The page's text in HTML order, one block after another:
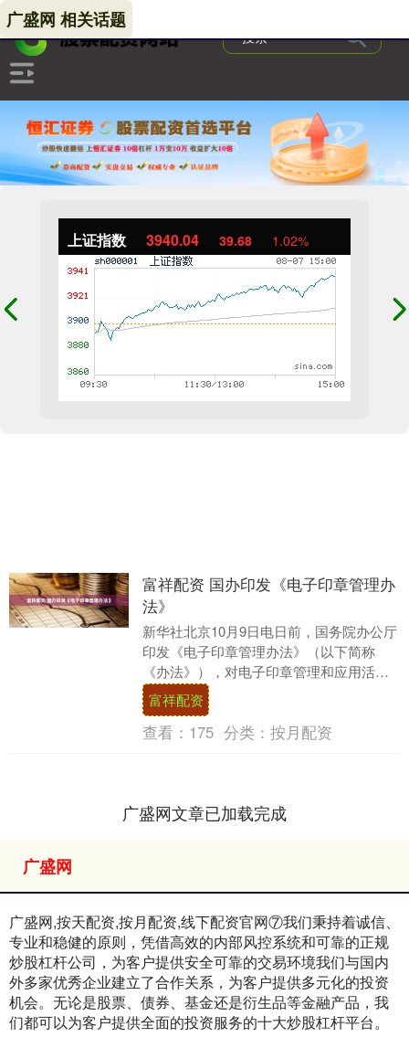
上证指数 3940.04 39.68 1.02%
广盛网 相关话题
富祥配资 国办印发《电子印章管理办
法》
新华社北京10月9日电日前，国务院办公厅
印发《电子印章管理办法》（以下简称
《办法》），对电子印章管理和应用活动
进行规范。《办法》适用于行政机关、企
业事业单位、社....
富祥配资
查看： 175 分类： 按月配资
广盛网文章已加载完成
广盛网
广盛网,按天配资,按月配资,线下配资官网⑦我们秉持着诚信、
专业和稳健的原则，凭借高效的内部风控系统和可靠的正规
炒股杠杆公司，为客户提供安全可靠的交易环境我们与国内
外多家优秀企业建立了合作关系，为客户提供多元化的投资
机会。无论是股票、债券、基金还是衍生品等金融产品，我
们都可以为客户提供全面的投资服务的十大炒股杠杆平台。